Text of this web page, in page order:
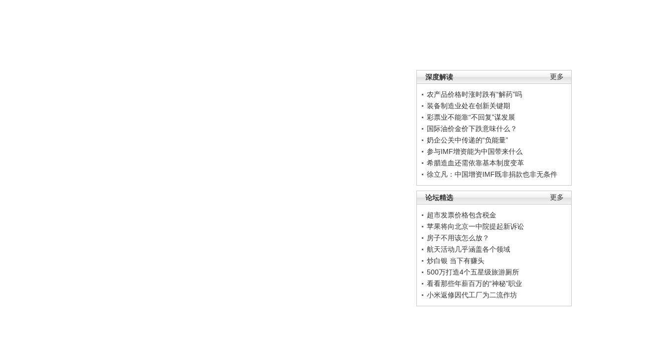
更多
深度解读
农产品价格时涨时跌有“解药”吗
装备制造业处在创新关键期
彩票业不能靠“不回复”谋发展
国际油价金价下跌意味什么？
奶企公关中传递的“负能量”
参与IMF增资能为中国带来什么
希腊造血还需依靠基本制度变革
徐立凡：中国增资IMF既非捐款也非无条件
更多
论坛精选
超市发票价格包含税金
苹果将向北京一中院提起新诉讼
房子不用该怎么放？
航天活动几乎涵盖各个领域
炒白银 当下有赚头
500万打造4个五星级旅游厕所
看看那些年薪百万的“神秘”职业
小米返修因代工厂为二流作坊